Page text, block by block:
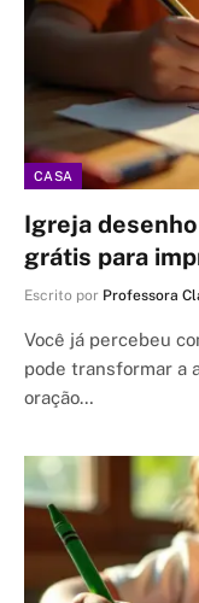
CASA
Igreja
grátis para
Escrito por Professora
Você já percebeu
pode transformar a
oração…